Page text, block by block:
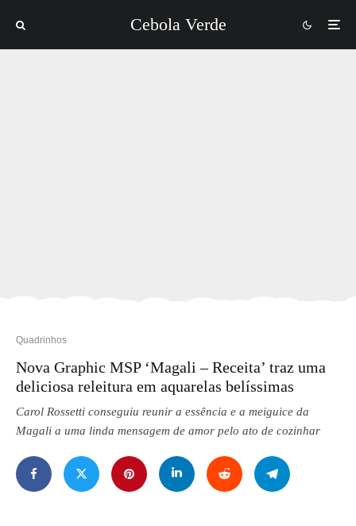
Cebola Verde
Quadrinhos
Nova Graphic MSP ‘Magali – Receita’ traz uma
deliciosa releitura em aquarelas belíssimas
Carol Rossetti conseguiu reunir a essência e a meiguice da
Magali a uma linda mensagem de amor pelo ato de cozinhar